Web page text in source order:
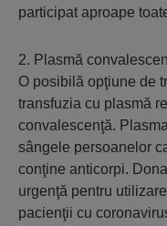
participat aproape
2. Plasmă
O posibilă opţiune de
transfuzia cu plasmă
convalescenţă.
sângele persoanelor
conţine anticorpi.
urgenţă pentru
pacienţii cu